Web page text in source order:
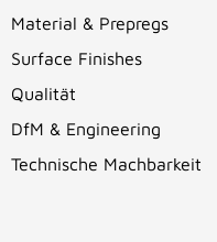
Material & Prepregs
Surface Finishes
Qualität
DfM & Engineering
Technische Machbarkeit